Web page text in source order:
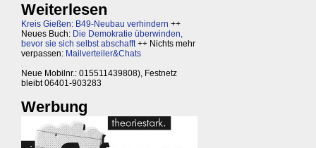
Weiterlesen
Kreis Gießen: B49-Neubau verhindern ++
Neues Buch: Die Demokratie überwinden,
bevor sie sich selbst abschafft++ Nichts mehr
verpassen: Mailverteiler&Chats
Neue Mobilnr.: 015511439808), Festnetz
bleibt 06401-903283
Werbung